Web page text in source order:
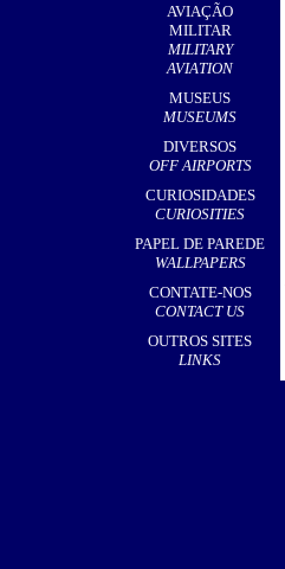
AVIAÇÃO
MILITAR
MILITARY
AVIATION
MUSEUS
MUSEUMS
DIVERSOS
OFF AIRPORTS
CURIOSIDADES
CURIOSITIES
PAPEL DE PAREDE
WALLPAPERS
CONTATE-NOS
CONTACT US
OUTROS SITES
LINKS